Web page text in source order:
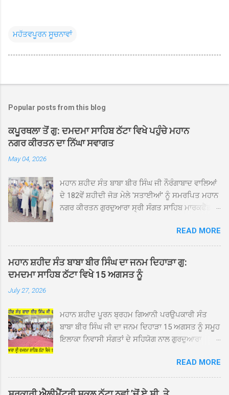
ਮਹੱਤਵਪੂਰਨ ਸੂਚਨਾਵਾਂ
Popular posts from this blog
ਕਪੂਰਥਲਾ ਤੋਂ ਗੁ: ਦਮਦਮਾ ਸਾਹਿਬ ਠੱਟਾ ਵਿਖੇ ਪਹੁੰਚੇ ਮਹਾਨ
ਨਗਰ ਕੀਰਤਨ ਦਾ ਨਿੱਘਾ ਸਵਾਗਤ
May 04, 2026
ਮਹਾਨ ਸ਼ਹੀਦ ਸੰਤ ਬਾਬਾ ਬੀਰ ਸਿੰਘ ਜੀ ਨੌਰੰਗਾਬਾਦ ਵਾਲਿਆਂ
ਦੇ 182ਵੇਂ ਸ਼ਹੀਦੀ ਜੋੜ ਮੇਲੇ 'ਸਤਾਈਆਂ' ਨੂੰ ਸਮਰਪਿਤ ਮਹਾਨ
ਨਗਰ ਕੀਰਤਨ ਗੁਰਦੁਆਰਾ ਸ੍ਰੀ ਸੰਗਤ ਸਾਹਿਬ ਮਾਰਕਫੈੱਡ
ਸਰਪ੍ਰਸਤੀ ਹੇਠ, ਪੰਜ ਪਿਆਰਿਆਂ ਦੀ ਅਗਵਾਈ ਵਿੱਚ
ਮਹੱਲਾ ਸੰਤਪੁਰਾ ਤੋਂ ਪ੍ਰਾਰੰਭ ਹੋ ਕੇ ਪਿੰਡ ਭਗਤਪੁਰ,
ਭਗਵਾਨਪੁਰ, ਝੁੱਗੀਆਂ ਗੁਲਾਮ, ਮਜਾਦਪੁਰ, ਕੁੱਲੀਆਂ, ਰੱਤਾ ਨੌ
ਅਬਾਦ, ਕੋਲੀਆਂਵਾਲ, ਅੱਡਾ ਸਾਬੂਵਾਲ, ਦਰੀਏਵਾਲ,
ਟੋਡਰਵਾਲ, ਨਵਾਂ ਠੱਟਾ, ਪੁਰਾਣਾ ਠੱਟਾ ਤੋਂ ਹੁੰਦਾ ਹੋਇਆ
ਵਿਖੇ ਪਹੁੰਚਣ ’ਤੇ ਮੁੱਖ ਸੇਵਾਦਾਰ ਸੰਤ ਬਾਬਾ ਹਰਜੀਤ ਸਿੰਘ ਤੇ
ਇਲਾਕੇ ਦੀਆਂ ਸੰਗਤਾਂ ਵੱਲੋਂ ਜੈਕਾਰਿਆਂ ਦੀ ਗੂੰਜ ਵਿਚ ਨਿੱਘਾ
ਸਵਾਗਤ ਕੀਤਾ ਗਿਆ। ਗੁਰਦੁਆਰਾ ਸ੍ਰੀ ਦਮਦਮਾ ਸਾਹਿਬ
ਇਸ ਮੌਕੇ ਪੰਜ ਪਿਆਰੇ ਸਾਹਿਬਾਨ ਤੇ ਨਗਰ ਕੀਰਤਨ ਦੇ
ਪ੍ਰਬੰਧਕਾਂ ਦਾ ਗੁਰਦੁਆਰਾ ਦਮਦਮਾ ਸਾਹਿਬ ਠੱਟਾ ਦੇ ਮੁੱਖ
ਸੇਵਾਦਾਰ ਸੰਤ ਬਾਬਾ ਹਰਜੀਤ ਸਿੰਘ ਵੱਲੋਂ ਸਿਰੋਪਾਓ ਦੇ ਕੇ
READ MORE
ਮਹਾਨ ਸ਼ਹੀਦ ਸੰਤ ਬਾਬਾ ਬੀਰ ਸਿੰਘ ਦਾ ਜਨਮ ਦਿਹਾੜਾ ਗੁ:
ਦਮਦਮਾ ਸਾਹਿਬ ਠੱਟਾ ਵਿਖੇ 15 ਅਗਸਤ ਨੂੰ
July 27, 2026
ਮਹਾਨ ਸ਼ਹੀਦ ਪੂਰਨ ਬ੍ਰਹਮ ਗਿਆਨੀ ਪਰਉਪਕਾਰੀ ਸੰਤ
ਬਾਬਾ ਬੀਰ ਸਿੰਘ ਜੀ ਦਾ ਜਨਮ ਦਿਹਾੜਾ 15 ਅਗਸਤ ਨੂੰ ਸਮੂਹ
ਇਲਾਕਾ ਨਿਵਾਸੀ ਸੰਗਤਾਂ ਦੇ ਸਹਿਯੋਗ ਨਾਲ ਗੁਰਦੁਆਰਾ
ਹਰਜੀਤ ਸਿੰਘ ਕਾਰ ਸੇਵਾ ਵਾਲਿਆਂ ਦੀ ਅਗਵਾਈ ਹੇਠ ਬੜੀ
ਸ਼ਰਧਾ ਭਾਵਨਾ ਅਤੇ ਸਤਿਕਾਰ ਸਹਿਤ ਮਨਾਇਆ ਜਾ ਰਿਹਾ
ਹੈ। ਇਸ ਸਮਾਗਮ ਦੀਆਂ ਤਿਆਰੀਆਂ ਸਬੰਧੀ ਅੱਜ ਵਿਸ਼ਾਲ
READ MORE